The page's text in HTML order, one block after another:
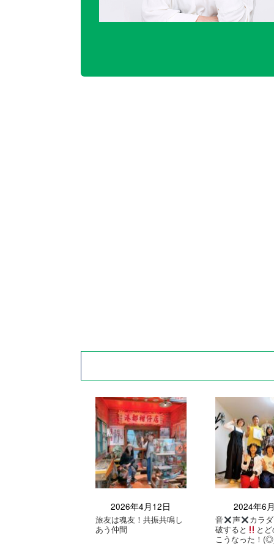
2026年4月12日
旅友は魂友！共振共鳴し
あう仲間
2024年6
音 声
カラ
破すると
と
こうなった！